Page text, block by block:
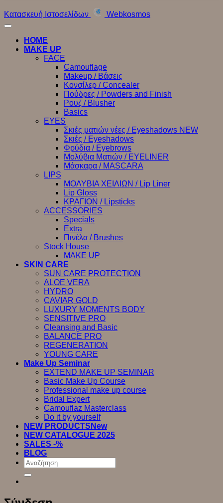
Κατασκευή Ιστοσελίδων Webkosmos
HOME
MAKE UP
FACE
Camouflage
Makeup / Βάσεις
Κονσίλερ / Concealer
Πούδρες / Powders and Finish
Ρουζ / Blusher
Basics
EYES
Σκιές ματιών νέες / Eyeshadows NEW
Σκιές / Eyeshadows
Φρύδια / Eyebrows
Μολύβια Ματιών / EYELINER
Μάσκαρα / MASCARA
LIPS
ΜΟΛΥΒΙΑ ΧΕΙΛΙΩΝ / Lip Liner
Lip Gloss
ΚΡΑΓΙΟΝ / Lipsticks
ACCESSORIES
Specials
Extra
Πινέλα / Brushes
Stock House
MAKE UP
SKIN CARE
SUN CARE PROTECTION
ALOE VERA
HYDRO
CAVIAR GOLD
LUXURY MOMENTS BODY
SENSITIVE PRO
Cleansing and Basic
BALANCE PRO
REGENERATION
YOUNG CARE
Make Up Seminar
EXTEND MAKE UP SEMINAR
Basic Make Up Course
Professional make up course
Bridal Expert
Camouflaz Masterclass
Do it by yourself
NEW PRODUCTS
NEW CATALOGUE 2025
SALES -%
BLOG
Αναζήτηση
για: